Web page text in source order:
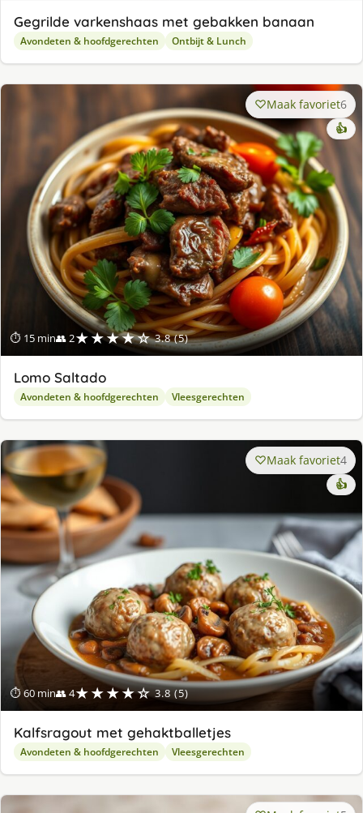
Gegrilde varkenshaas met gebakken banaan
Avondeten & hoofdgerechten Ontbijt & Lunch
⏱ 15 min👥 2★★★★☆ 3.8 (5)
Maak favoriet6
👍
Lomo Saltado
Avondeten & hoofdgerechten Vleesgerechten
⏱ 60 min👥 4★★★★☆ 3.8 (5)
Maak favoriet4
👍
Kalfsragout met gehaktballetjes
Avondeten & hoofdgerechten Vleesgerechten